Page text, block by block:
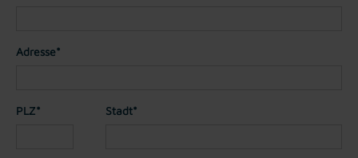
Adresse*
PLZ* Stadt*